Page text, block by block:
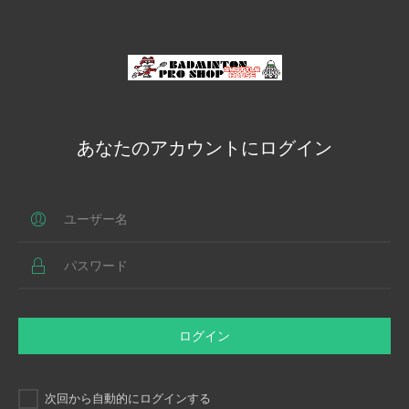
あなたのアカウントにログイン
ログイン
次回から自動的にログインする